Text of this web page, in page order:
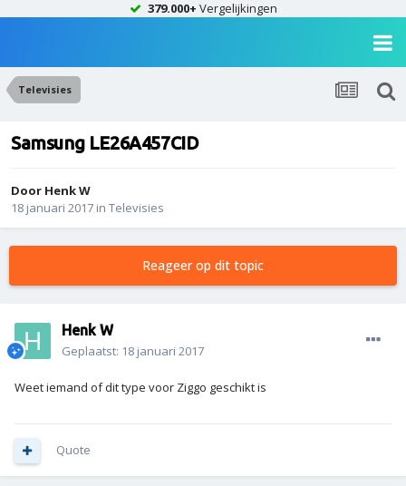
379.000+ Vergelijkingen
Televisies
Samsung LE26A457CID
Door Henk W
18 januari 2017 in Televisies
Reageer op dit topic
Henk W
Geplaatst: 18 januari 2017
Weet iemand of dit type voor Ziggo geschikt is
Quote